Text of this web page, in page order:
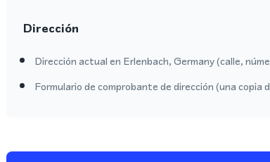
Dirección
Dirección actual en Erlenbach, Germany (calle,
Formulario de comprobante de dirección (una